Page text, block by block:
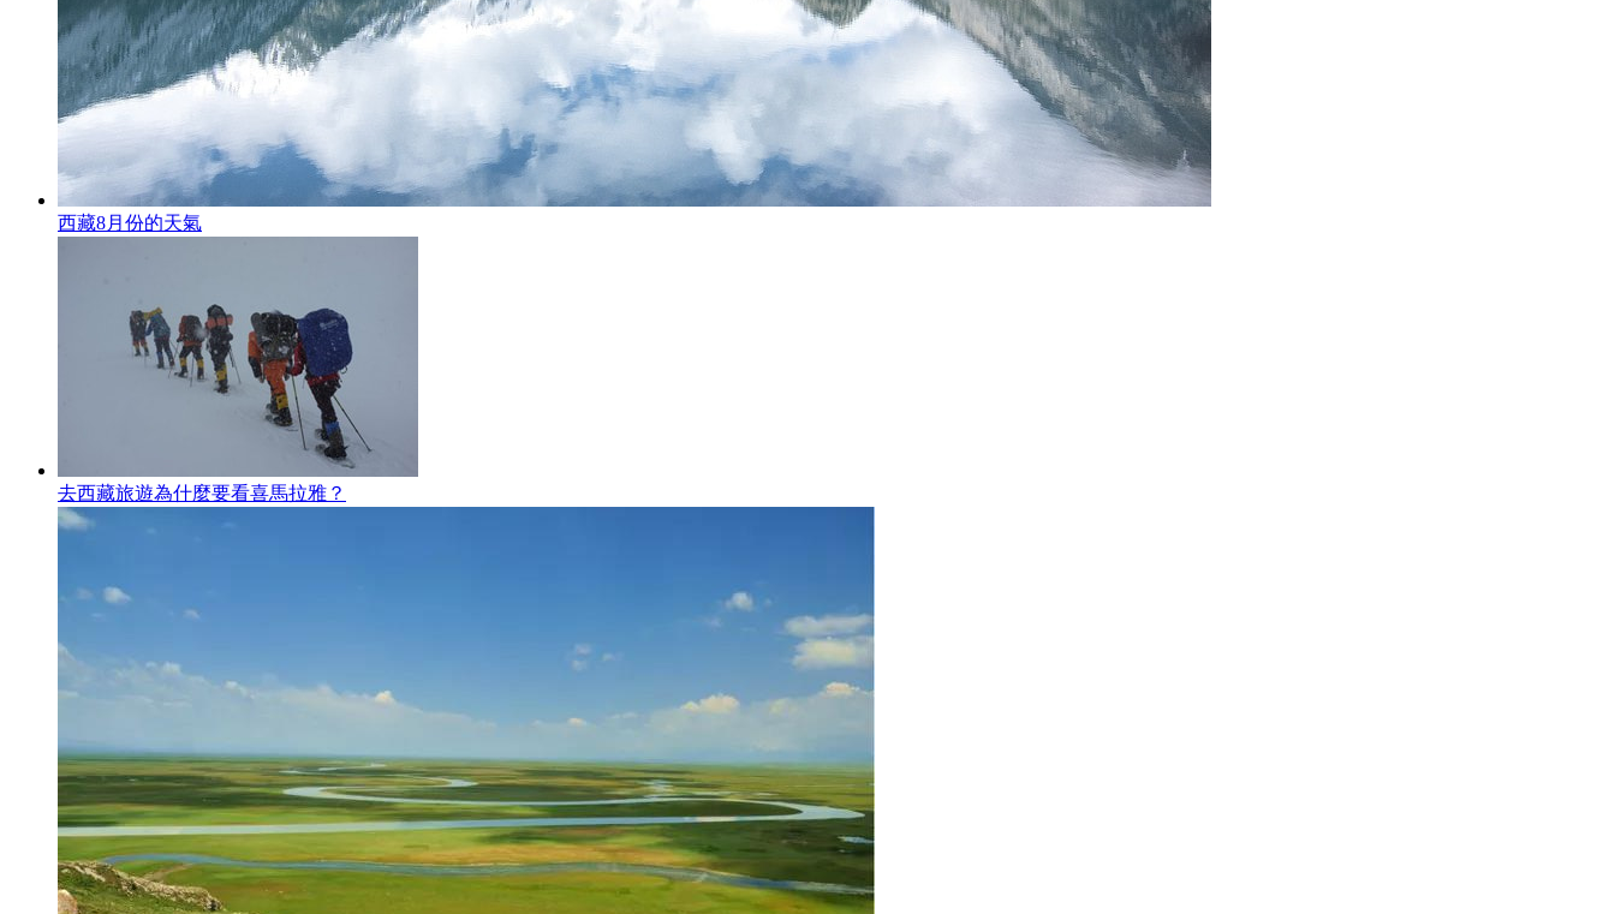
西藏8月份的天氣
去西藏旅遊為什麼要看喜馬拉雅？